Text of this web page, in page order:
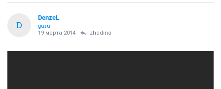
D
DenzeL
guru
19 марта 2014 zhadina